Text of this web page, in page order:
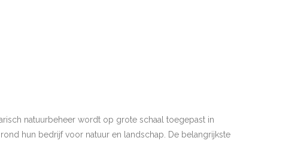
natuurbeheer wordt op grote schaal toegepast in
hun bedrijf voor natuur en landschap. De belangrijkste